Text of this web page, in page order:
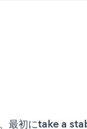
最初にtake a